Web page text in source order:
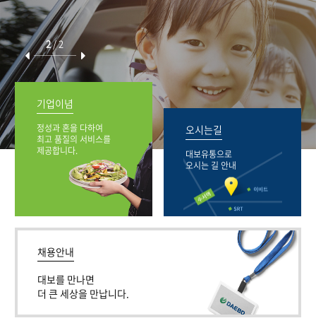
2/2
기업이념
정성과 혼을 다하여
최고 품질의 서비스를
제공합니다.
오시는길
대보유통으로
오시는 길 안내
채용안내
대보를 만나면
더 큰 세상을 만납니다.